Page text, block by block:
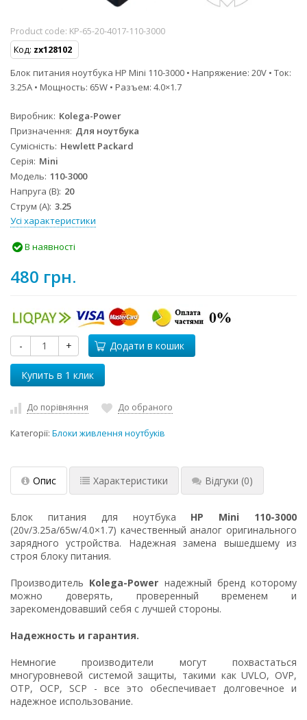
Product code: KP-65-20-4017-110-3000
Код: zx128102
Блок питания ноутбука HP Mini 110-3000 • Напряжение: 20V • Ток:
3.25A • Мощность: 65W • Разъем: 4.0×1.7
Виробник Kolega-Power
Призначення Для ноутбука
Сумісність Hewlett Packard
Серія Mini
Модель 110-3000
Напруга (В) 20
Струм (А) 3.25
Усі характеристики
В наявності
480 грн.
- + Додати в кошик
До порівняння До обраного
Категорії: Блоки живлення ноутбуків
Опис Характеристики Відгуки (0)
Блок питания для ноутбука HP Mini 110-3000
(20v/3.25a/65w/4.0×1.7) качественный аналог оригинального
зарядного устройства. Надежная замена вышедшему из
строя блоку питания.
Производитель Kolega-Power надежный бренд которому
можно доверять, проверенный временем и
зарекомендовавший себя с лучшей стороны.
Надежность и гарантия.
Немногие производители могут похвастаться
многуровневой системой защиты, такими как UVLO, OVP,
OTP, OCP, SCP - все это обеспечивает долговечное и
надежное использование.